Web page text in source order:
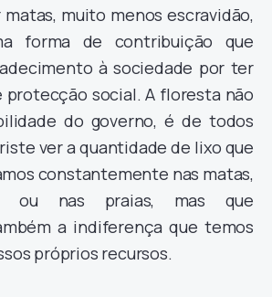
muito menos escravidão,
forma de contribuição que
à sociedade por ter
protecção social. A floresta não
do governo, é de todos
ver a quantidade de lixo que
constantemente nas matas,
ou nas praias, mas que
a indiferença que temos
próprios recursos.